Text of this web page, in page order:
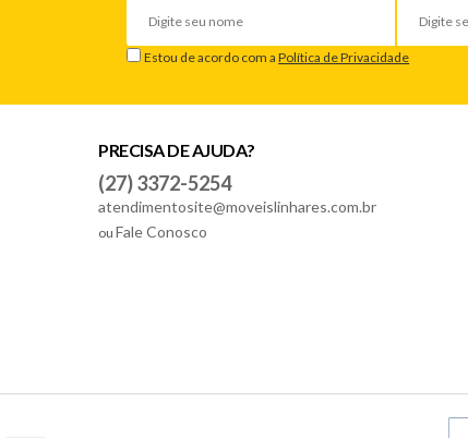
Estou de acordo com aPolítica de Privacidade
PRECISA DE AJUDA?
(27) 3372-5254
atendimentosite@moveislinhares.com.br
ou Fale Conosco